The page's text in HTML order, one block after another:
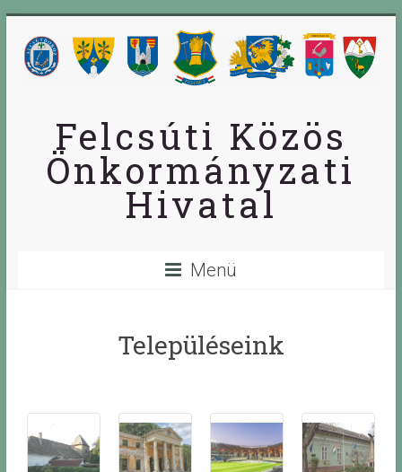
Felcsúti Közös
Önkormányzati
Hivatal
Menü
Településeink